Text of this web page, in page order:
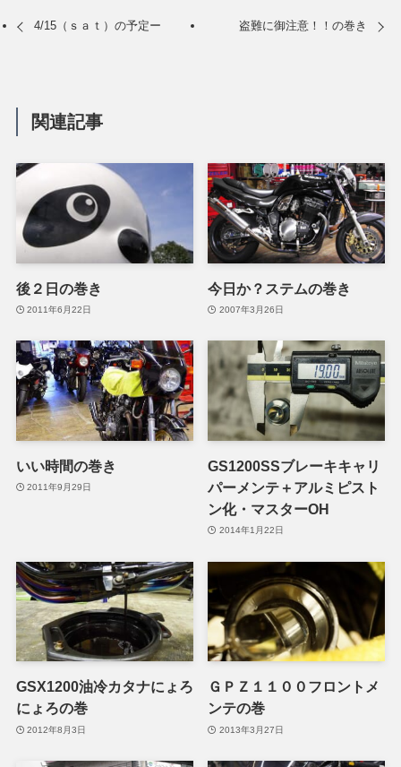
4/15（ｓａｔ）の予定ー 盗難に御注意！！の巻き
関連記事
後２日の巻き
2011年6月22日
今日か？ステムの巻き
2007年3月26日
いい時間の巻き
2011年9月29日
GS1200SSブレーキキャリ
パーメンテ＋アルミピスト
ン化・マスターOH
2014年1月22日
GSX1200油冷カタナにょろ
にょろの巻
2012年8月3日
ＧＰＺ１１００フロントメ
ンテの巻
2013年3月27日